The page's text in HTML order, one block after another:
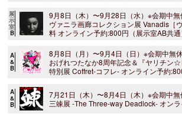
展
示
室
B
9月8日（木）〜9月28日（水）※会期中無
ヴァニラ画廊コレクション展 Vanadis［
料 オンライン予約:800円（展示室AB共通
A
&
B
8月8日（月）〜9月4日（日）※会期中無
おげれつたなか8周年記念＆『ヤリチン
特別展 Coffret-コフレ- オンライン予約
A
&
B
7月21日（木）〜8月4日（木）※会期中無
三竦展 -The Three-way Deadlock- オン